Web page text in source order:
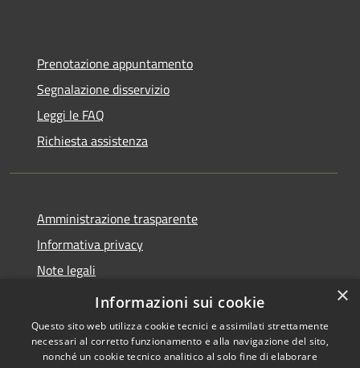
Prenotazione appuntamento
Segnalazione disservizio
Leggi le FAQ
Richiesta assistenza
Amministrazione trasparente
Informativa privacy
Note legali
Dichiarazione di accessibilità
×
Informazioni sui cookie
Questo sito web utilizza cookie tecnici e assimilati strettamente
necessari al corretto funzionamento e alla navigazione del sito,
nonché un cookie tecnico analitico al solo fine di elaborare